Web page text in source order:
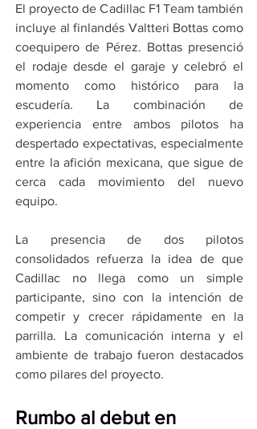
El proyecto de Cadillac F1 Team también
incluye al finlandés Valtteri Bottas como
coequipero de Pérez. Bottas presenció
el rodaje desde el garaje y celebró el
momento como histórico para la
escudería. La combinación de
experiencia entre ambos pilotos ha
despertado expectativas, especialmente
entre la afición mexicana, que sigue de
cerca cada movimiento del nuevo
equipo.
La presencia de dos pilotos
consolidados refuerza la idea de que
Cadillac no llega como un simple
participante, sino con la intención de
competir y crecer rápidamente en la
parrilla. La comunicación interna y el
ambiente de trabajo fueron destacados
como pilares del proyecto.
Rumbo al debut en